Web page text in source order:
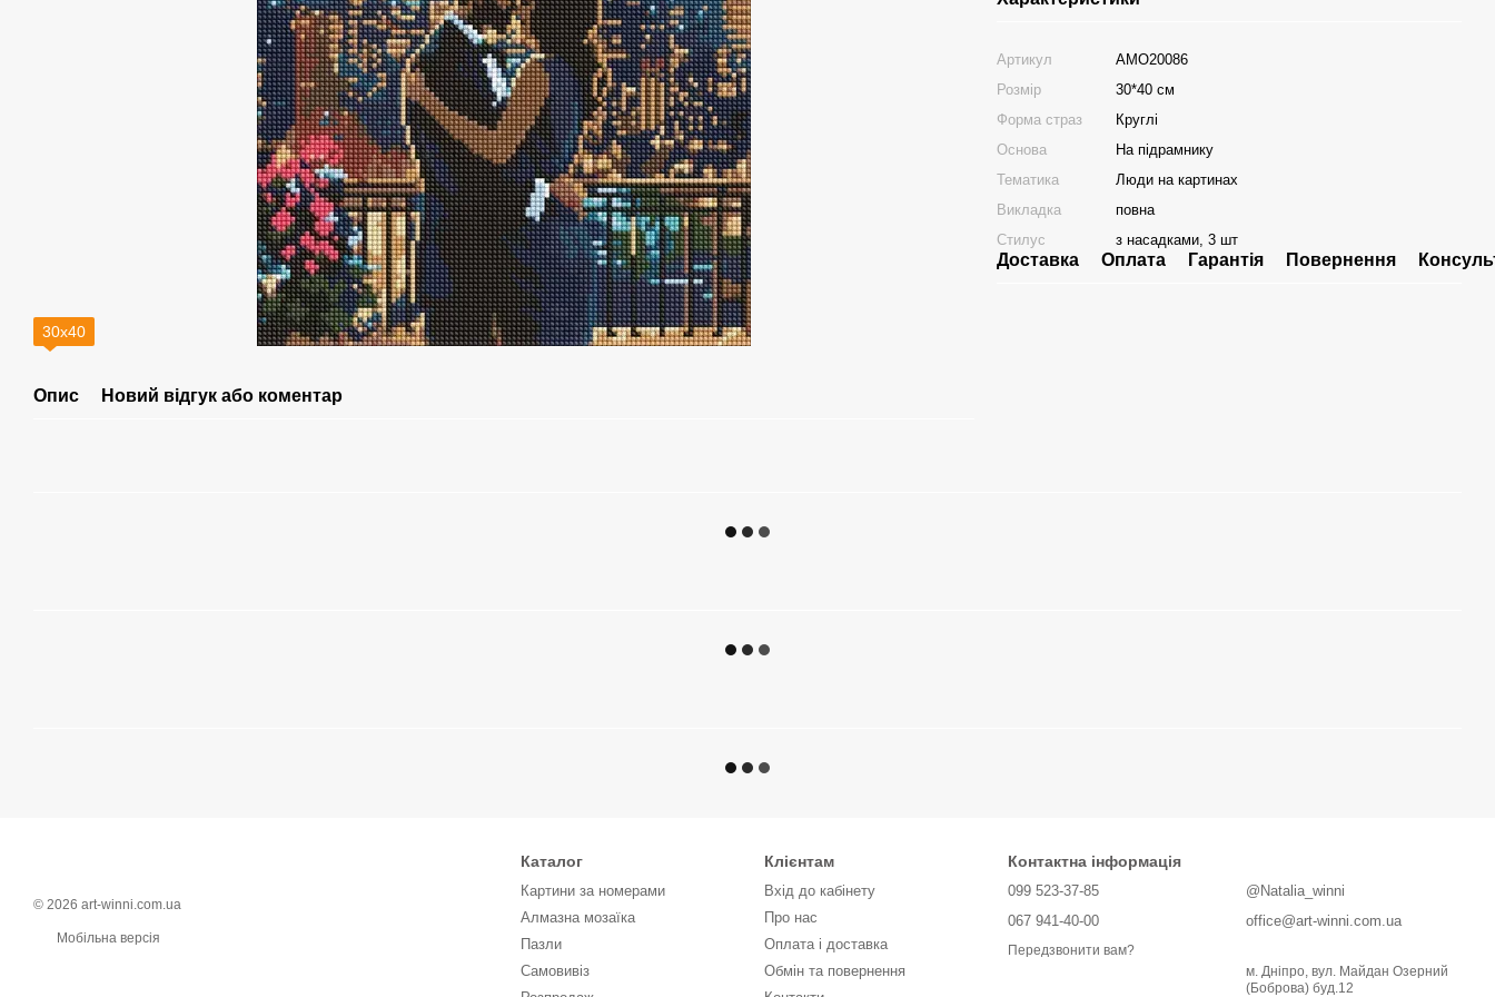
30х40
Опис Новий відгук або коментар
Артикул
AMO20086
Розмір
30*40 см
Форма страз
Круглі
Основа
На підрамнику
Тематика
Люди на картинах
Викладка
повна
Стилус
з насадками, 3 шт
Доставка Оплата Гарантія Повернення
© 2026 art-winni.com.ua
Мобільна версія
Каталог
Картини за номерами
Алмазна мозаїка
Пазли
Самовивіз
Клієнтам
Вхід до кабінету
Про нас
Оплата і доставка
Обмін та повернення
Контактна інформація
099 523-37-85
067 941-40-00
Передзвонити вам?
@Natalia_winni
office@art-winni.com.ua
м. Дніпро, вул. Майдан Озерний
(Боброва) буд.12